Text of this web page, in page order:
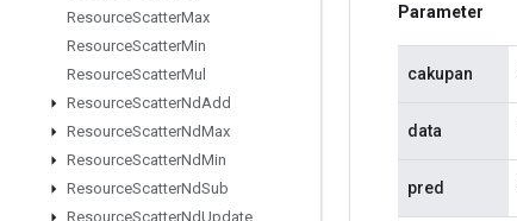
ResourceScatterMax
ResourceScatterMin
ResourceScatterMul
ResourceScatterNdAdd
ResourceScatterNdMax
ResourceScatterNdMin
ResourceScatterNdSub
ResourceScatterNdUpdate
Parameter
cakupan
data
pred